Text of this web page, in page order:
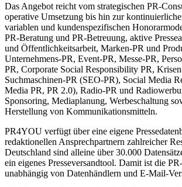
Das Angebot reicht vom strategischen PR-
operative Umsetzung bis hin zur
variablen und kundenspezifischen
PR-Beratung und PR-Betreuung, aktive
und Öffentlichkeitsarbeit, Marken-PR und
Unternehmens-PR, Event-PR, Messe-PR,
PR, Corporate Social Responsibility PR,
Suchmaschinen-PR (SEO-PR), Social Media
Media PR, PR 2.0), Radio-PR und
Sponsoring, Mediaplanung, Werbeschaltung
Herstellung von Kommunikationsmitteln.
PR4YOU verfügt über eine eigene
redaktionellen Ansprechpartnern zahlreicher
Deutschland sind alleine über 30.000
ein eigenes Presseversandtool. Damit ist die
unabhängig von Datenhändlern und E-Mail-